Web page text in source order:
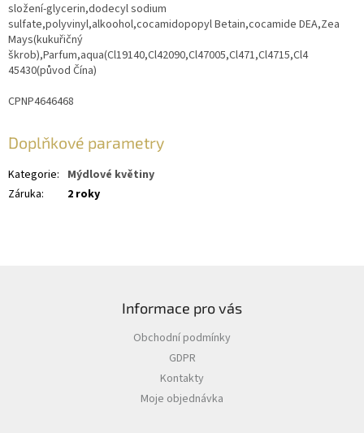
složení-glycerin,dodecyl sodium
sulfate,polyvinyl,alkoohol,cocamidopopyl Betain,cocamide DEA,Zea
Mays(kukuřičný
škrob),Parfum,aqua(Cl19140,Cl42090,Cl47005,Cl471,Cl4715,Cl4
45430(původ Čína)
CPNP4646468
Doplňkové parametry
Kategorie: Mýdlové květiny
Záruka: 2 roky
Informace pro vás
Obchodní podmínky
GDPR
Kontakty
Moje objednávka